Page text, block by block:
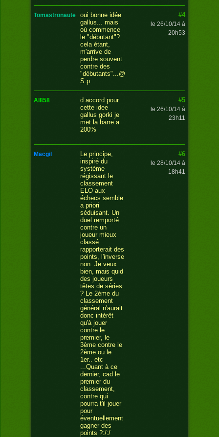
tomastronaute
oui bonne idée
gallus... mais
où commence
le "débutant"?
cela étant,
m'arrive de
perdre souvent
contre des
"débutants"...@
S:p
#4
le 26/10/14 à
20h53
al858
d accord pour
cette idee
gallus gorki je
met la barre a
200%
#5
le 26/10/14 à
23h11
macgil
Le principe,
inspiré du
système
régissant le
classement
ELO aux
échecs semble
a priori
séduisant. Un
duel remporté
contre un
joueur mieux
classé
rapporterait des
points, l'inverse
non. Je veux
bien, mais quid
des joueurs
têtes de séries
? Le 2ème du
classement
général n'aurait
donc intérêt
qu'à jouer
contre le
premier, le
3ème contre le
2ème ou le
1er.. etc
...Quant à ce
dernier, cad le
premier du
classement,
contre qui
pourra t'il jouer
pour
éventuellement
gagner des
points ?:/:/
#6
le 28/10/14 à
18h41